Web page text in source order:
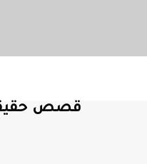
قصص